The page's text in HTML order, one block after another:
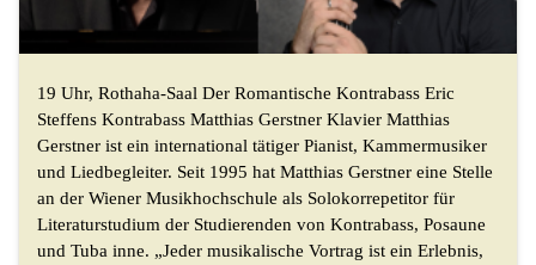
19 Uhr, Rothaha-Saal Der Romantische Kontrabass Eric
Steffens Kontrabass Matthias Gerstner Klavier Matthias
Gerstner ist ein international tätiger Pianist, Kammermusiker
und Liedbegleiter. Seit 1995 hat Matthias Gerstner eine Stelle
an der Wiener Musikhochschule als Solokorrepetitor für
Literaturstudium der Studierenden von Kontrabass, Posaune
und Tuba inne. „Jeder musikalische Vortrag ist ein Erlebnis,